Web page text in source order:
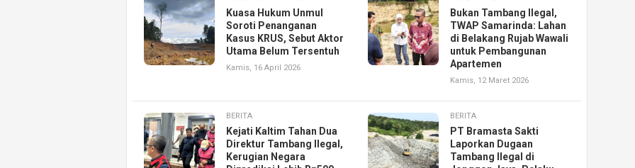
Kuasa Hukum Unmul
Soroti Penanganan
Kasus KRUS, Sebut Aktor
Utama Belum Tersentuh
Kamis, 16 April 2026
Bukan Tambang Ilegal,
TWAP Samarinda: Lahan
di Belakang Rujab Wawali
untuk Pembangunan
Apartemen
Kamis, 12 Maret 2026
BERITA
Kejati Kaltim Tahan Dua
Direktur Tambang Ilegal,
Kerugian Negara
BERITA
PT Bramasta Sakti
Laporkan Dugaan
Tambang Ilegal di